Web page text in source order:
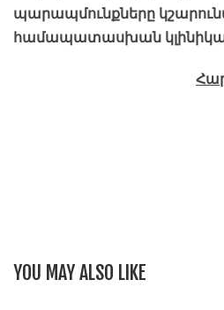
պարապմունքները
համապատասխան
YOU MAY ALSO LIKE